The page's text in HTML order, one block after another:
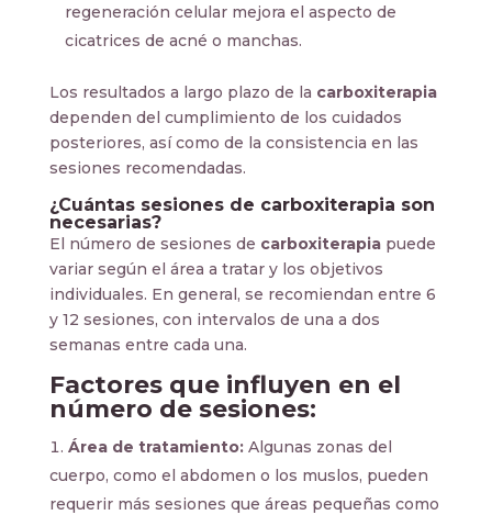
regeneración celular mejora el aspecto de
cicatrices de acné o manchas.
Los resultados a largo plazo de la carboxiterapia
dependen del cumplimiento de los cuidados
posteriores, así como de la consistencia en las
sesiones recomendadas.
¿Cuántas sesiones de carboxiterapia son
necesarias?
El número de sesiones de carboxiterapiapuede
variar según el área a tratar y los objetivos
individuales. En general, se recomiendan entre 6
y 12 sesiones, con intervalos de una a dos
semanas entre cada una.
Factores que influyen en el
número de sesiones:
Área de tratamiento:Algunas zonas del
cuerpo, como el abdomen o los muslos, pueden
requerir más sesiones que áreas pequeñas como